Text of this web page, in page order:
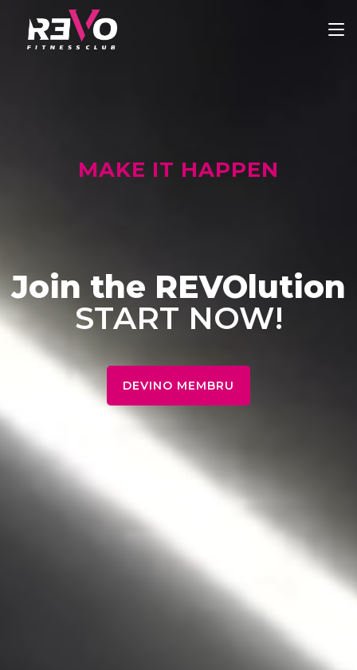
MAKE IT HAPPEN
Join the REVOlution
START NOW!
DEVINO MEMBRU